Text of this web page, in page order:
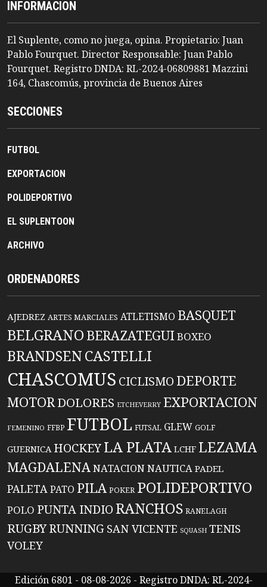
INFORMACION
El Suplente, como no juega, opina. Propietario: Juan
Pablo Fourquet. Director Responsable: Juan Pablo
Fourquet. Registro DNDA: RL-2024-06809881 Mazzini
164, Chascomús, provincia de Buenos Aires
SECCIONES
FUTBOL
EXPORTACION
POLIDEPORTIVO
EL SUPLENTOON
ARCHIVO
ORDENADORES
AJEDREZ ARTES MARCIALES ATLETISMO BASQUET
BELGRANO BERAZATEGUIBOXEO
BRANDSENCASTELLI
CHASCOMUS CICLISMO DEPORTE
MOTORDOLORES ETCHEVERRY EXPORTACION
FEMENINO FFBP FUTBOL FUTSAL GLEW GOLF
GUERNICA HOCKEYLA PLATA LCHF LEZAMA
MAGDALENANATACIONNAUTICA PADEL
PALETAPATO PILA POKER POLIDEPORTIVO
POLO PUNTA INDIO RANCHOS RANELAGH
RUGBYRUNNING SAN VICENTE SQUASH TENIS
VOLEY
Edición 6801 - 08-08-2026 - Registro DNDA: RL-2024-